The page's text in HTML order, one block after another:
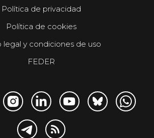
Política de privacidad
Política de cookies
legal y condiciones de uso
FEDER